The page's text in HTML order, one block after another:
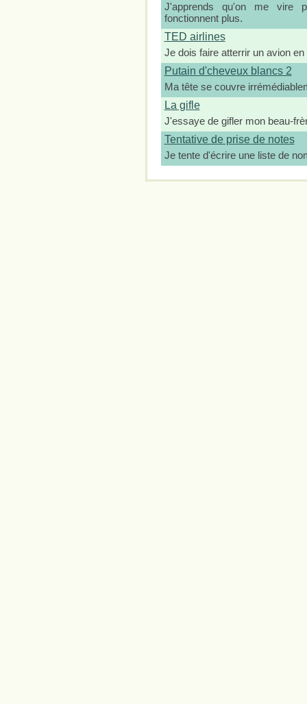
J'apprends qu'on me vire
fonctionnent plus.
TED airlines
Je dois faire atterrir un avion en
Putain d'cheveux blancs 2
Ma tête se couvre
La gifle
J'essaye de gifler mon beau-
Tentative de prise de notes
Je tente d'écrire une liste de